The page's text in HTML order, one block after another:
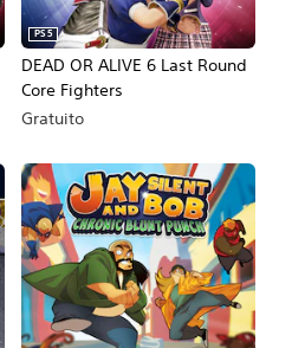
DEAD OR ALIVE 6 Last Round
Core Fighters
PS5
Gratuito